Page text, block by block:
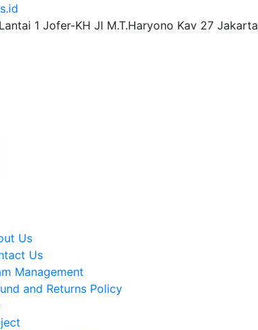
1 Jofer-KH Jl M.T.Haryono Kav 27 Jakarta
Us
Us
Management
and Returns Policy